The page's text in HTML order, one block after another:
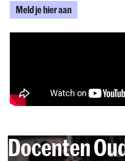
Meld je hier aan
Docenten